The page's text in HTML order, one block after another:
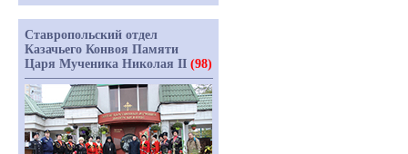
Ставропольский отдел
Казачьего Конвоя Памяти
Царя Мученика Николая II (98)